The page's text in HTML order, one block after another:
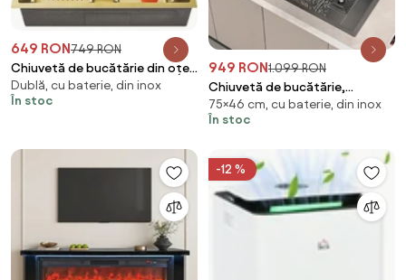
649 RON749 RON
Chiuvetă de bucătărie din oțel
inoxidabil, multifuncțională,
Afisaj digital, LED, baterie cu
Auriu
Dublă, cu baterie, din inox
În stoc
949 RON1.099 RON
Chiuvetă de bucătărie,
multifuncțională, oțel
inoxidabil,Gri antracit,1009
75×46 cm, cu baterie, din inox
În stoc
-12 %